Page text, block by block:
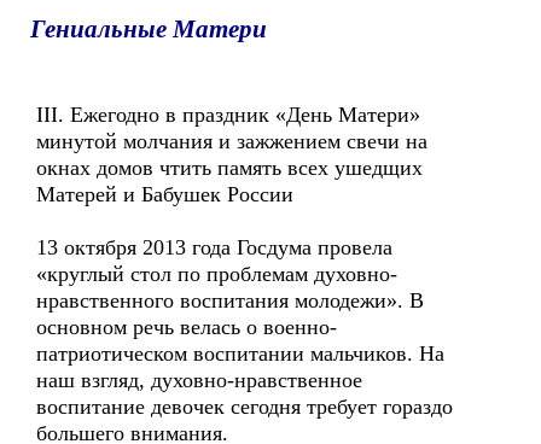
Гениальные Матери
III. Ежегодно в праздник «День Матери»
минутой молчания и зажжением свечи на
окнах домов чтить память всех ушедщих
Матерей и Бабушек России
13 октября 2013 года Госдума провела
«круглый стол по проблемам духовно-
нравственного воспитания молодежи». В
основном речь велась о военно-
патриотическом воспитании мальчиков. На
наш взгляд, духовно-нравственное
воспитание девочек сегодня требует гораздо
большего внимания.